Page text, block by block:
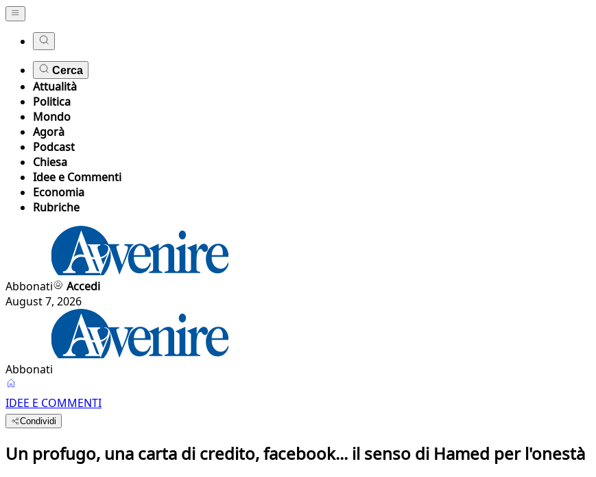
Cerca
Attualità
Politica
Mondo
Agorà
Podcast
Chiesa
Idee e Commenti
Economia
Rubriche
Abbonati
Accedi
August 7, 2026
Abbonati
IDEE E COMMENTI
Condividi
Un profugo, una carta di credito, facebook... il senso di Hamed per l'onestà